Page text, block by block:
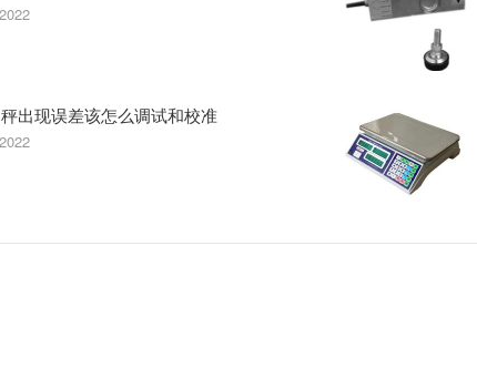
出现误差该怎么调试和校准